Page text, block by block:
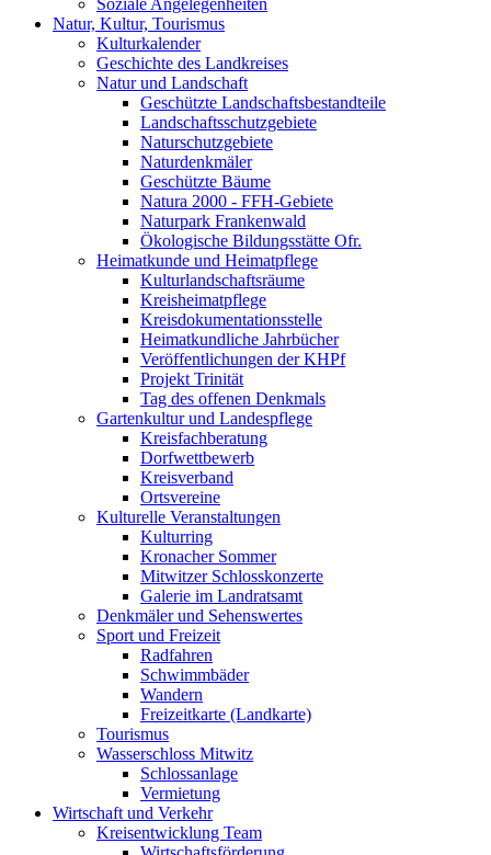
Soziale Angelegenheiten
Natur, Kultur, Tourismus
Kulturkalender
Geschichte des Landkreises
Natur und Landschaft
Geschützte Landschaftsbestandteile
Landschaftsschutzgebiete
Naturschutzgebiete
Naturdenkmäler
Geschützte Bäume
Natura 2000 - FFH-Gebiete
Naturpark Frankenwald
Ökologische Bildungsstätte Ofr.
Heimatkunde und Heimatpflege
Kulturlandschaftsräume
Kreisheimatpflege
Kreisdokumentationsstelle
Heimatkundliche Jahrbücher
Veröffentlichungen der KHPf
Projekt Trinität
Tag des offenen Denkmals
Gartenkultur und Landespflege
Kreisfachberatung
Dorfwettbewerb
Kreisverband
Ortsvereine
Kulturelle Veranstaltungen
Kulturring
Kronacher Sommer
Mitwitzer Schlosskonzerte
Galerie im Landratsamt
Denkmäler und Sehenswertes
Sport und Freizeit
Radfahren
Schwimmbäder
Wandern
Freizeitkarte (Landkarte)
Tourismus
Wasserschloss Mitwitz
Schlossanlage
Vermietung
Wirtschaft und Verkehr
Kreisentwicklung Team